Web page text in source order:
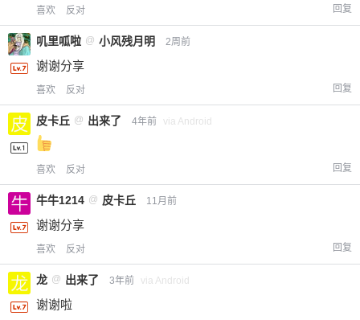
喜欢 反对 回复
叽里呱啦 @ 小风残月明 2周前
谢谢分享
喜欢 反对 回复
皮卡丘 @ 出来了 4年前 via Android
喜欢 反对 回复
牛牛1214 @ 皮卡丘 11月前
谢谢分享
喜欢 反对 回复
龙 @ 出来了 3年前 via Android
谢谢啦